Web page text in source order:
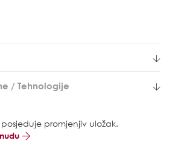
/ Tehnologije
promjenjiv uložak.